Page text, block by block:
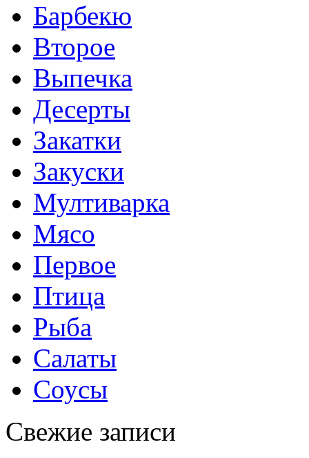
Барбекю
Второе
Выпечка
Десерты
Закатки
Закуски
Мултиварка
Мясо
Первое
Птица
Рыба
Салаты
Соусы
Свежие записи